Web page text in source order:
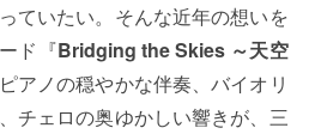
ていたい。そんな近年の想いを
ド『Bridging the Skies ～天空
アノの穏やかな伴奏、バイオリ
チェロの奥ゆかしい響きが、三